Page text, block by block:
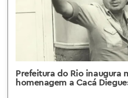
Prefeitura do Rio inaugura
homenagem a Cacá